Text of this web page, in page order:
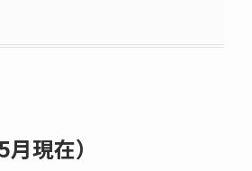
現在）